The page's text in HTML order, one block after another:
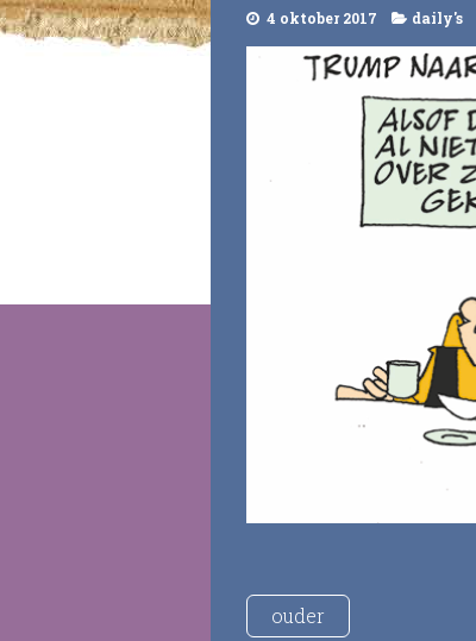
4 oktober 2017 daily's
ouder